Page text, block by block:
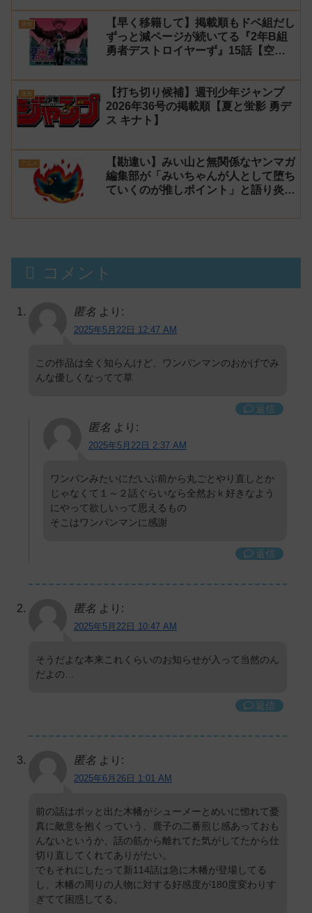
漫画
【早く移籍して】掲載順もドベ組だし
ずっと減ページが続いてる『2年B組
勇者デストロイヤーず』15話【空
漫画
【打ち切り候補】週刊少年ジャンプ
2026年36号の掲載順【夏と蛍影 勇デ
ス キナト】
アニメ
【勘違い】みい山と無関係なヤンマガ
編集部が「みいちゃんが人として堕ち
ていくのが推しポイント」と語り炎上
ス】
コメント
匿名 より:
2025年5月22日 12:47 AM
この作品は全く知らんけど、ワンパンマンのおかげでみ
んな優しくなってて草
返信
匿名 より:
2025年5月22日 2:37 AM
ワンパンみたいにだいぶ前から丸ごとやり直しとか
じゃなくて１～２話ぐらいなら全然おｋ好きなよう
にやって欲しいって思えるもの
そこはワンパンマンに感謝
返信
匿名 より:
2025年5月22日 10:47 AM
そうだよな本来これくらいのお知らせが入って当然のん
だよの…
返信
匿名 より:
2025年6月26日 1:01 AM
前の話はポッと出た木幡がシューメーとめいに惚れて憂
真に敵意を抱くっていう、鹿子の二番煎じ感あっておも
んないというか、話の筋から離れてた気がしてたから仕
切り直してくれてありがたい。
でもそれにしたって新114話は急に木幡が登場してる
し、木幡の周りの人物に対する好感度が180度変わりす
ぎてて困惑してる。